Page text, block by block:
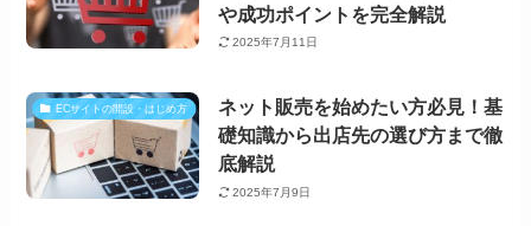
や成功ポイントを完全解説
2025年7月11日
ECサイトの開設・はじめ方
ネット販売を始めたい方必見！基
礎知識から出店先の選び方まで徹
底解説
2025年7月9日